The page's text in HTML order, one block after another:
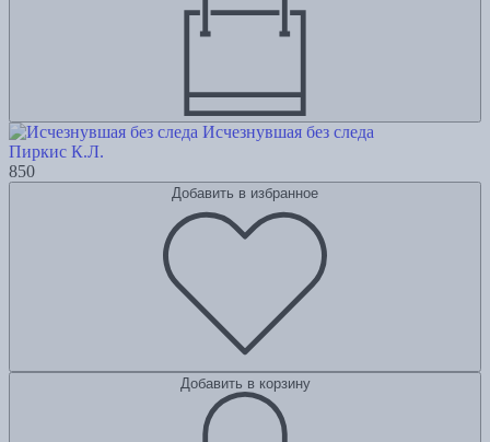
Исчезнувшая без следа
Пиркис К.Л.
850
Добавить в избранное
Добавить в корзину